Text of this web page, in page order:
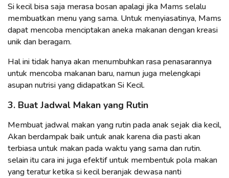
Si kecil bisa saja merasa bosan apalagi jika Mams selalu
membuatkan menu yang sama. Untuk menyiasatinya, Mams
dapat mencoba menciptakan aneka makanan dengan kreasi
unik dan beragam.
Hal ini tidak hanya akan menumbuhkan rasa penasarannya
untuk mencoba makanan baru, namun juga melengkapi
asupan nutrisi yang didapatkan Si Kecil.
3. Buat Jadwal Makan yang Rutin
Membuat jadwal makan yang rutin pada anak sejak dia kecil,
Akan berdampak baik untuk anak karena dia pasti akan
terbiasa untuk makan pada waktu yang sama dan rutin.
selain itu cara ini juga efektif untuk membentuk pola makan
yang teratur ketika si kecil beranjak dewasa nanti